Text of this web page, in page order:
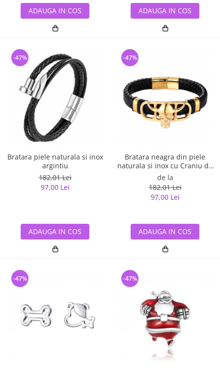
ADAUGA IN COS ADAUGA IN COS
Bratara piele naturala si inox
argintiu
182,01 Lei
97,00 Lei
-47%
ADAUGA IN COS
Bratara neagra din piele
naturala si inox cu Craniu de
Viking
de la
182,01 Lei
97,00 Lei
-47%
ADAUGA IN COS
-47% -47%